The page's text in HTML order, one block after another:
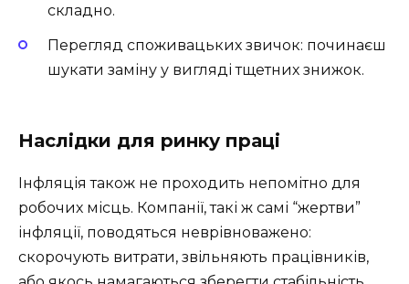
складно.
Перегляд споживацьких звичок: починаєш
шукати заміну у вигляді тщетних знижок.
Наслідки для ринку праці
Інфляція також не проходить непомітно для
робочих місць. Компанії, такі ж самі “жертви”
інфляції, поводяться неврівноважено:
скорочують витрати, звільняють працівників,